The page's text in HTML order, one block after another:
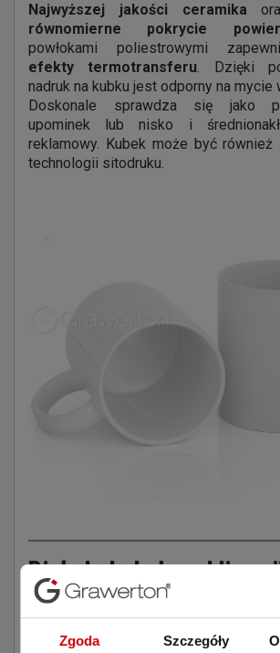
Najwyższej jakości ceramika
równomierne pokrycie
powłokami poliestrowymi
efekty termotransferu. Dzięki
nadruk na kubku jest odporny na mycie
Doskonale sprawdza się jako
upominek lub nisko i
reklamowy. Kubek może być również
technologii sitodruku.
Biały kubek do
Kubki ORCA są w kolorze białym, co
personalizacjęze 100%
Można wydrukować na nich własne
Zgoda Szczegóły